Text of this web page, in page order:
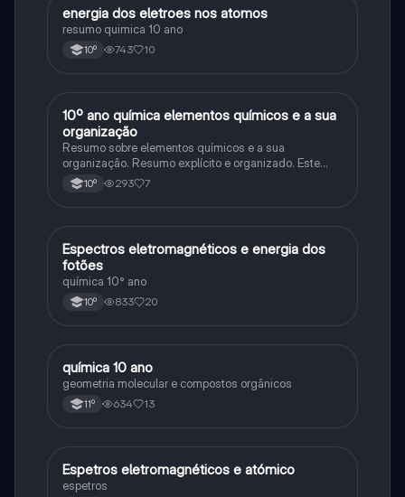
Química
energia dos eletroes nos atomos
resumo quimica 10 ano
10º 743 10
Química
10º ano química elementos químicos e a sua
organização
Resumo sobre elementos químicos e a sua
organização. Resumo explícito e organizado. Este
resumo inclui toda a matéria essencial para perceber
tudo. Espero que goste!
10º 293 7
Química
Espectros eletromagnéticos e energia dos
fotões
química 10° ano
10º 833 20
Química
química 10 ano
geometria molecular e compostos orgânicos
11º 634 13
Química
Espetros eletromagnéticos e atómico
espetros